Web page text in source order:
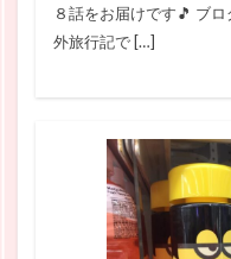
８話をお届けです🎵 ブ
外旅行記で […]